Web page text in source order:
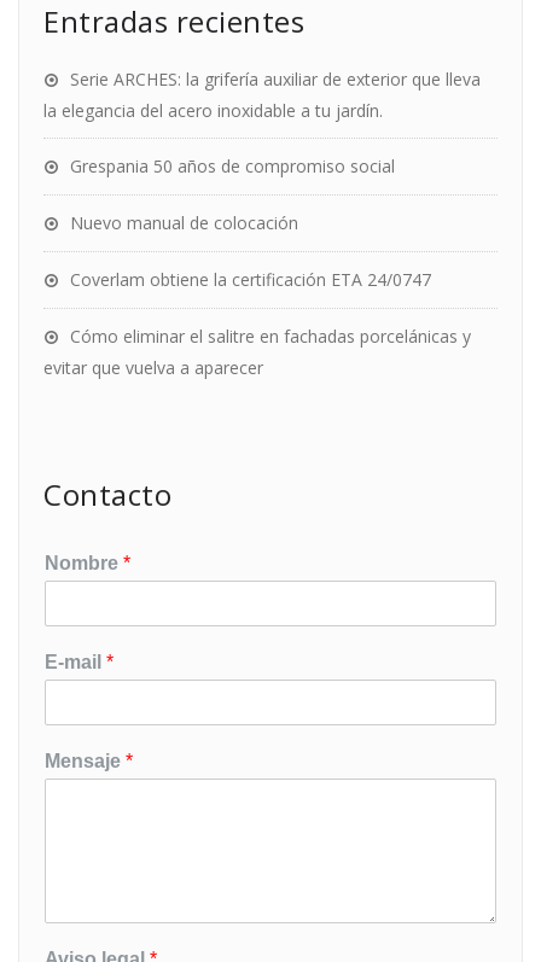
Entradas recientes
Serie ARCHES: la grifería auxiliar de exterior que lleva
la elegancia del acero inoxidable a tu jardín.
Grespania 50 años de compromiso social
Nuevo manual de colocación
Coverlam obtiene la certificación ETA 24/0747
Cómo eliminar el salitre en fachadas porcelánicas y
evitar que vuelva a aparecer
Contacto
Nombre *
E-mail *
Mensaje *